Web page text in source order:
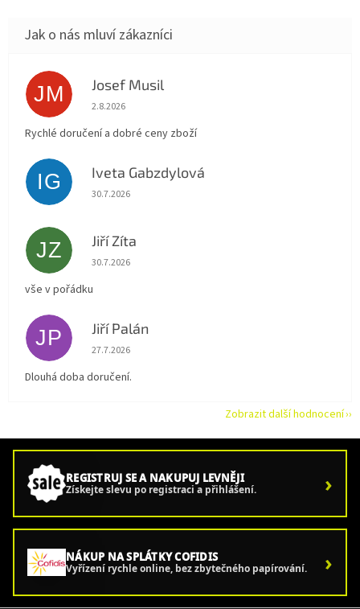
JM Josef Musil
Hodnocení obchodu je 5 z 5 hvězdiček.
2.8.2026
Rychlé doručení a dobré ceny zboží
IG Iveta Gabzdylová
Hodnocení obchodu je 5 z 5 hvězdiček.
30.7.2026
JZ Jiří Zíta
Hodnocení obchodu je 5 z 5 hvězdiček.
30.7.2026
vše v pořádku
JP Jiří Palán
Hodnocení obchodu je 5 z 5 hvězdiček.
27.7.2026
Dlouhá doba doručení.
Zobrazit další hodnocení
REGISTRUJ SE A NAKUPUJ LEVNĚJI
Získejte slevu po registraci a přihlášení. ›
NÁKUP NA SPLÁTKY COFIDIS
Vyřízení rychle online, bez zbytečného papírování. ›